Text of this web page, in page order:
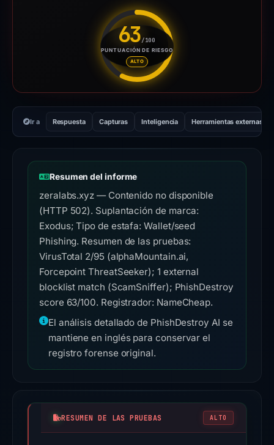
63/100
PUNTUACIÓN DE RIESGO
ALTO
Puntuación de riesgo: 63
Ir a Respuesta Capturas Inteligencia Herramientas externas
Resumen del informe
zeralabs.xyz — Contenido no disponible
(HTTP 502). Suplantación de marca:
Exodus; Tipo de estafa: Wallet/seed
Phishing. Resumen de las pruebas:
VirusTotal 2/95 (alphaMountain.ai,
Forcepoint ThreatSeeker); 1 external
blocklist match (ScamSniffer); PhishDestroy
score 63/100. Registrador: NameCheap.
El análisis detallado de PhishDestroy AI se
mantiene en inglés para conservar el
registro forense original.
RESUMEN DE LAS PRUEBAS ALTO